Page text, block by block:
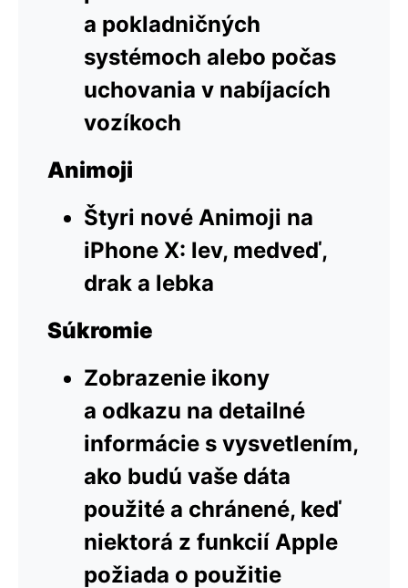
a pokladničných
systémoch alebo počas
uchovania v nabíjacích
vozíkoch
Animoji
Štyri nové Animoji na
iPhone X: lev, medveď,
drak a lebka
Súkromie
Zobrazenie ikony
a odkazu na detailné
informácie s vysvetlením,
ako budú vaše dáta
použité a chránené, keď
niektorá z funkcií Apple
požiada o použitie